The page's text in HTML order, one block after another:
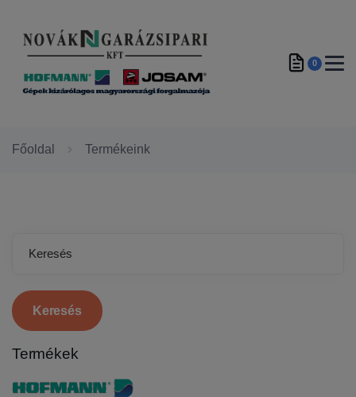
0
Főoldal Termékeink
Keresés
Termékek